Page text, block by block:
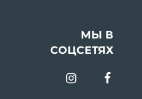
МЫ В
СОЦСЕТЯХ